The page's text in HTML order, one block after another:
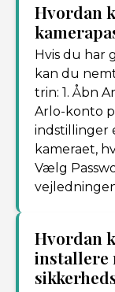
Hvordan
Hvis du har
kan du
trin: 1. Åbn
Arlo-konto
indstillinger
kameraet,
Vælg
Hvordan
installere